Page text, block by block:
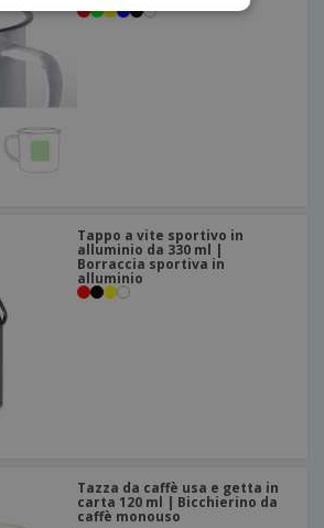
Tappo a vite sportivo in
alluminio da 330 ml |
Borraccia sportiva in
alluminio
Tazza da caffè usa e getta in
carta 120 ml | Bicchierino da
caffè monouso